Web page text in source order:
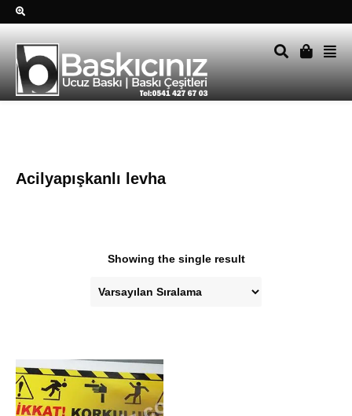
Acilyapışkanlı levha
Showing the single result